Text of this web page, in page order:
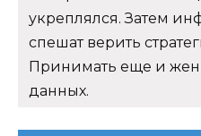
укреплялся. Затем
спешат верить
Принимать еще и
данных.